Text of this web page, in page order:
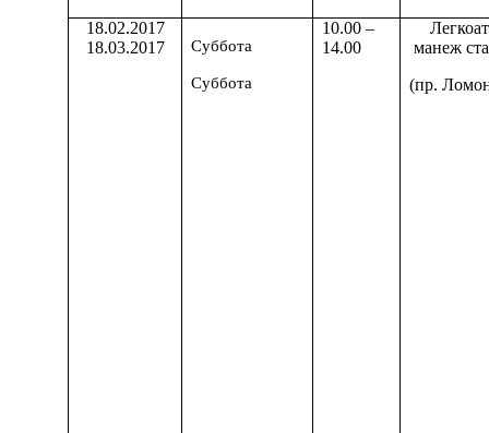
18.02.2017
18.03.2017
Суббота
Суббота
10.00 –
14.00
манеж
(пр.